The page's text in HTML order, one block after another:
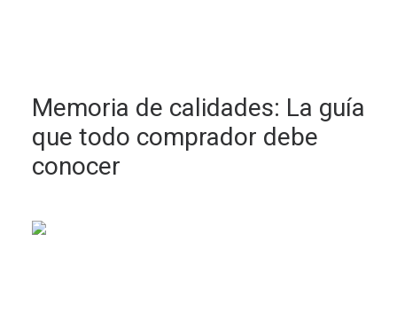
Memoria de calidades: La guía
que todo comprador debe
conocer